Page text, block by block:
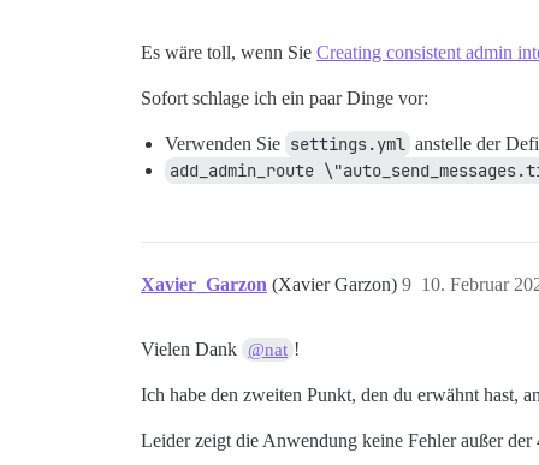
Es wäre toll, wenn Sie Creating consistent admin
Sofort schlage ich ein paar Dinge vor:
Verwenden Sie settings.yml anstelle der
add_admin_route
Xavier_Garzon (Xavier Garzon) 10. Februar
9
Vielen Dank @nat !
Ich habe den zweiten Punkt, den du erwähnt hast,
Leider zeigt die Anwendung keine Fehler außer